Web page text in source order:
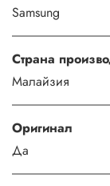
Samsung
Страна
Малайзия
Оригинал
Да